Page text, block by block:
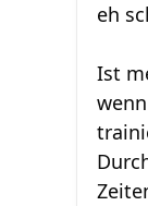
eh
Ist